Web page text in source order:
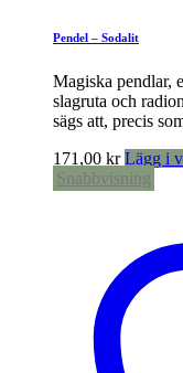
Pendel – Sodalit
Magiska pendlar,
slagruta och
sägs att, precis
171,00 kr Lägg i
Snabbvisning